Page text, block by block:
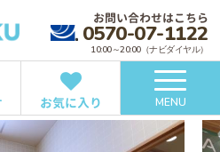
お問い合わせはこちら
0570-07-1122
10:00～20:00（ナビダイヤル）
お気に入り MENU